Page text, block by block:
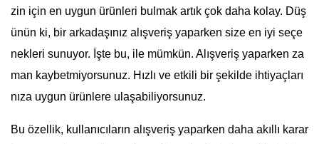
zin için en uygun ürünleri bulmak artık çok daha kolay. Düş
ünün ki, bir arkadaşınız alışveriş yaparken size en iyi seçe
nekleri sunuyor. İşte bu, ile mümkün. Alışveriş yaparken za
man kaybetmiyorsunuz. Hızlı ve etkili bir şekilde ihtiyaçları
nıza uygun ürünlere ulaşabiliyorsunuz.
Bu özellik, kullanıcıların alışveriş yaparken daha akıllı karar